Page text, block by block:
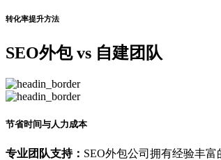
转化率提升方法
SEO外包 vs 自建团队
节省时间与人力成本
专业团队支持： SEO外包公司拥有经验丰